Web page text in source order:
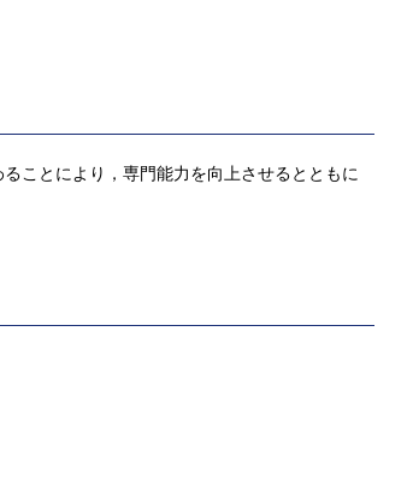
ことにより，専門能力を向上させるとともに